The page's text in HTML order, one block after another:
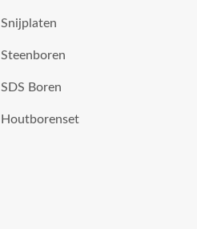
Snijplaten
Steenboren
SDS Boren
Houtborenset